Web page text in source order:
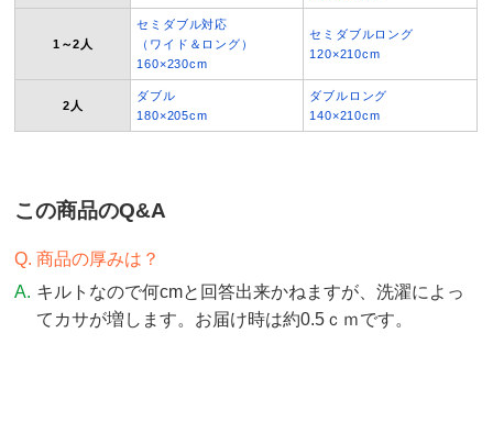
1～2人
セミダブル対応
（ワイド＆ロング）
160×230cm
セミダブルロング
120×210cm
2人
ダブル
180×205cm
ダブルロング
140×210cm
この商品のQ&A
商品の厚みは？
キルトなので何cmと回答出来かねますが、洗濯によっ
てカサが増します。お届け時は約0.5ｃｍです。